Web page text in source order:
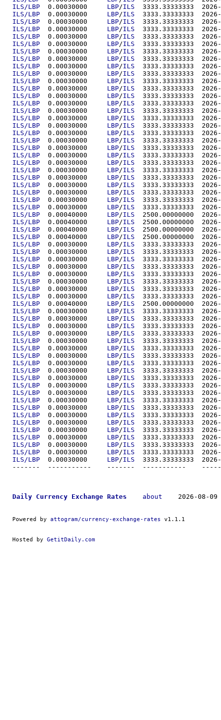
ILS/LBP
LBP/ILS
ILS/LBP
LBP/ILS
ILS/LBP
LBP/ILS
ILS/LBP
LBP/ILS
ILS/LBP
LBP/ILS
ILS/LBP
LBP/ILS
ILS/LBP
LBP/ILS
ILS/LBP
LBP/ILS
ILS/LBP
LBP/ILS
ILS/LBP
LBP/ILS
ILS/LBP
LBP/ILS
ILS/LBP
LBP/ILS
ILS/LBP
LBP/ILS
ILS/LBP
LBP/ILS
ILS/LBP
LBP/ILS
ILS/LBP
LBP/ILS
ILS/LBP
LBP/ILS
ILS/LBP
LBP/ILS
ILS/LBP
LBP/ILS
ILS/LBP
LBP/ILS
ILS/LBP
LBP/ILS
ILS/LBP
LBP/ILS
ILS/LBP
LBP/ILS
ILS/LBP
LBP/ILS
ILS/LBP
LBP/ILS
ILS/LBP
LBP/ILS
ILS/LBP
LBP/ILS
ILS/LBP
LBP/ILS
ILS/LBP
LBP/ILS
ILS/LBP
LBP/ILS
ILS/LBP
LBP/ILS
ILS/LBP
LBP/ILS
ILS/LBP
LBP/ILS
ILS/LBP
LBP/ILS
ILS/LBP
LBP/ILS
ILS/LBP
LBP/ILS
ILS/LBP
LBP/ILS
ILS/LBP
LBP/ILS
ILS/LBP
LBP/ILS
ILS/LBP
LBP/ILS
ILS/LBP
LBP/ILS
ILS/LBP
LBP/ILS
ILS/LBP
LBP/ILS
ILS/LBP
LBP/ILS
ILS/LBP
LBP/ILS
ILS/LBP
LBP/ILS
ILS/LBP
LBP/ILS
ILS/LBP
LBP/ILS
ILS/LBP
LBP/ILS
ILS/LBP
LBP/ILS
ILS/LBP
LBP/ILS
ILS/LBP
LBP/ILS
ILS/LBP
LBP/ILS
ILS/LBP
LBP/ILS
ILS/LBP
LBP/ILS
ILS/LBP
LBP/ILS
ILS/LBP
LBP/ILS
ILS/LBP
LBP/ILS
ILS/LBP
LBP/ILS
ILS/LBP
LBP/ILS
ILS/LBP
LBP/ILS
ILS/LBP
LBP/ILS
-------
Daily Currency Exchange Rates about
2026-08-09
Powered by attogram/currency-exchange-rates v1.1.1
Hosted by GetitDaily.com